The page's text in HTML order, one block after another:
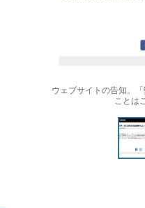
ウェブサイトの告知。
ことは